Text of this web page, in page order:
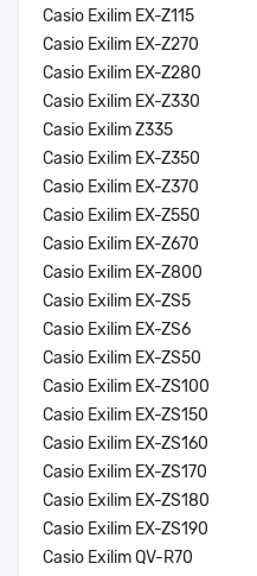
Casio Exilim EX-Z115
Casio Exilim EX-Z270
Casio Exilim EX-Z280
Casio Exilim EX-Z330
Casio Exilim Z335
Casio Exilim EX-Z350
Casio Exilim EX-Z370
Casio Exilim EX-Z550
Casio Exilim EX-Z670
Casio Exilim EX-Z800
Casio Exilim EX-ZS5
Casio Exilim EX-ZS6
Casio Exilim EX-ZS50
Casio Exilim EX-ZS100
Casio Exilim EX-ZS150
Casio Exilim EX-ZS160
Casio Exilim EX-ZS170
Casio Exilim EX-ZS180
Casio Exilim EX-ZS190
Casio Exilim QV-R70